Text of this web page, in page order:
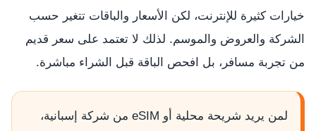
خيارات كثيرة للإنترنت، لكن الأسعار والباقات تتغير حسب
الشركة والعروض والموسم. لذلك لا تعتمد على سعر قديم
من تجربة مسافر، بل افحص الباقة قبل الشراء مباشرة.
لمن يريد شريحة محلية أو eSIM من شركة إسبانية،